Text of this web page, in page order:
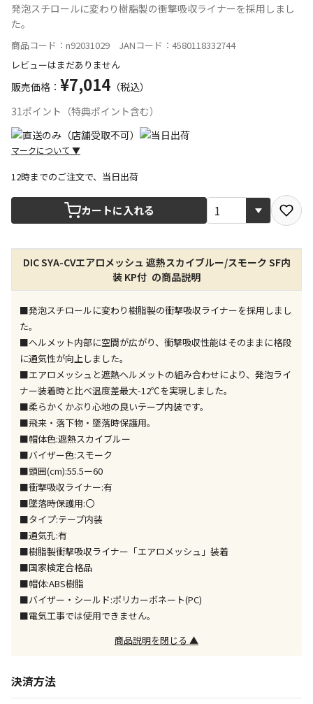
発泡スチロールに変わり樹脂製の衝撃吸収ライナーを採用しまし
た。
商品コード：n92031029 JANコード：4580118332744
レビューはまだありません
販売価格： ¥7,014 （税込）
31ポイント（特典ポイント含む）
マークについて ▼
宅配や店舗受取を選択できる商品です
店舗のみで受取できる商品です（宅配便でのお届けが
できません）
※同時購入の商品は、全て同じ店舗での受取となりま
す
特定の店舗のみで受取ができる商品です（宅配便での
※同時購入の商品は、全て同じ店舗での受取となりま
す
委託業者によりお届けする商品です
※ほか商品との同時購入はできません。お手数です
が、ご購入手続きを分けてお買い求めください
※支払い方法の代金引換は選択できません。
※電話注文はできません。
宅配のみでお届けする商品です（店舗受取は選択でき
ません）
※「宅配・店舗受取」「宅配のみ」マークの商品のみ
同時購入が可能です
午前9時までのご注文確定した商品については、当日に
出荷いたします。
ただし、メーカーの営業日に基づき出荷手続きを行う
ため、通常よりお時間をいただく場合がございます。
また、日曜・祝日や年末年始などの長期休業期間中
は、休業明けからの出荷対応となります。
設置工事代金も含まれた商品です
12時までのご注文で、当日出荷
カートに入れる
DIC SYA-CVエアロメッシュ 遮熱スカイブルー/スモーク SF内
装 KP付 の商品説明
■発泡スチロールに変わり樹脂製の衝撃吸収ライナーを採用しまし
た。
■ヘルメット内部に空間が広がり、衝撃吸収性能はそのままに格段
に通気性が向上しました。
■エアロメッシュと遮熱ヘルメットの組み合わせにより、発泡ライ
ナー装着時と比べ温度差最大-12℃を実現しました。
■柔らかくかぶり心地の良いテープ内装です。
■飛来・落下物・墜落時保護用。
■帽体色:遮熱スカイブルー
■バイザー色:スモーク
■頭囲(cm):55.5ー60
■衝撃吸収ライナー:有
■墜落時保護用:〇
■タイプ:テープ内装
■通気孔:有
■樹脂製衝撃吸収ライナー「エアロメッシュ」装着
■国家検定合格品
■帽体:ABS樹脂
■バイザー・シールド:ポリカーボネート(PC)
■電気工事では使用できません。
商品説明を閉じる ▲
決済方法